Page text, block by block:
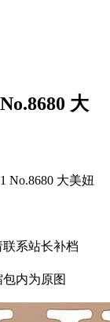
大
No.8680 大美妞
联系站长补档
内为原图